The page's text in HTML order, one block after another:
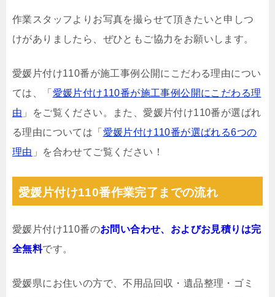
作業スタッフよりお写真を撮らせて頂きたいと申しつ
けがありましたら、ぜひともご協力をお願いします。
愛媛片付け110番が施工事例公開にこだわる理由につい
ては、「 愛媛片付け110番が施工事例公開にこだわる理
由 」をご覧ください。また、愛媛片付け110番が選ばれ
る理由については「 愛媛片付け110番が選ばれる6つの
理由 」を合わせてご覧ください！
愛媛片付け110番作業完了までの流れ
愛媛片付け110番のお問い合わせ、およびお見積りは完
全無料です。
愛媛県にお住いの方で、不用品回収・遺品整理・ゴミ